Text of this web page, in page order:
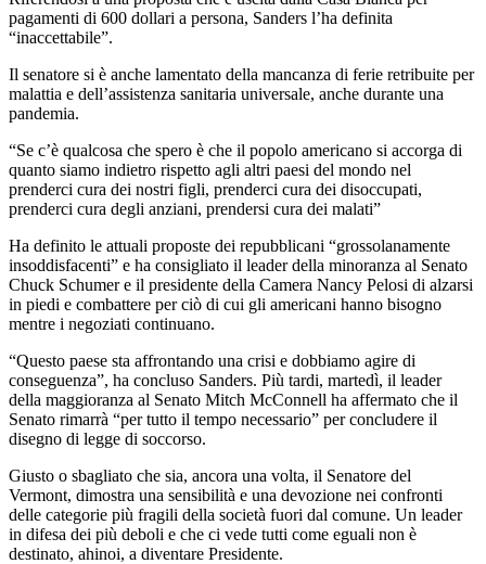
pagamenti di 600 dollari a persona, Sanders l’ha definita
“inaccettabile”.
Il senatore si è anche lamentato della mancanza di ferie retribuite per
malattia e dell’assistenza sanitaria universale, anche durante una
pandemia.
“Se c’è qualcosa che spero è che il popolo americano si accorga di
quanto siamo indietro rispetto agli altri paesi del mondo nel
prenderci cura dei nostri figli, prenderci cura dei disoccupati,
prenderci cura degli anziani, prendersi cura dei malati”
Ha definito le attuali proposte dei repubblicani “grossolanamente
insoddisfacenti” e ha consigliato il leader della minoranza al Senato
Chuck Schumer e il presidente della Camera Nancy Pelosi di alzarsi
in piedi e combattere per ciò di cui gli americani hanno bisogno
mentre i negoziati continuano.
“Questo paese sta affrontando una crisi e dobbiamo agire di
conseguenza”, ha concluso Sanders. Più tardi, martedì, il leader
della maggioranza al Senato Mitch McConnell ha affermato che il
Senato rimarrà “per tutto il tempo necessario” per concludere il
disegno di legge di soccorso.
Giusto o sbagliato che sia, ancora una volta, il Senatore del
Vermont, dimostra una sensibilità e una devozione nei confronti
delle categorie più fragili della società fuori dal comune. Un leader
in difesa dei più deboli e che ci vede tutti come eguali non è
destinato, ahinoi, a diventare Presidente.